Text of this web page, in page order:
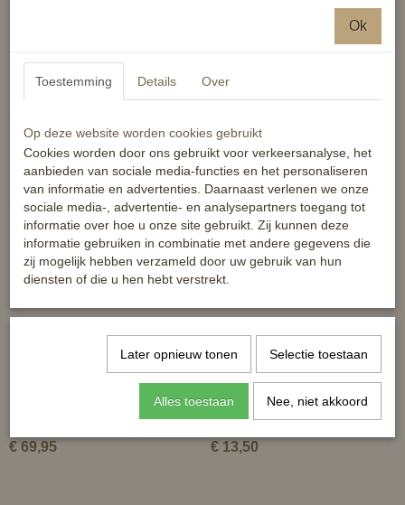
Ook interessant
LUXE leren halster Inscribe
€ 69,95
Horka bont gevoerd
€ 13,50
Ok
Toestemming Details Over
Op deze website worden cookies gebruikt
Cookies worden door ons gebruikt voor verkeersanalyse, het
aanbieden van sociale media-functies en het personaliseren
van informatie en advertenties. Daarnaast verlenen we onze
sociale media-, advertentie- en analysepartners toegang tot
informatie over hoe u onze site gebruikt. Zij kunnen deze
informatie gebruiken in combinatie met andere gegevens die
zij mogelijk hebben verzameld door uw gebruik van hun
diensten of die u hen hebt verstrekt.
Later opnieuw tonen Selectie toestaan
Alles toestaan Nee, niet akkoord